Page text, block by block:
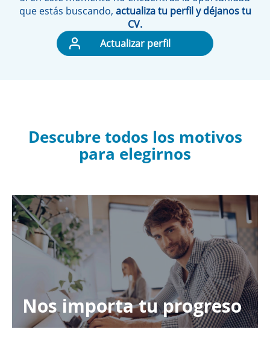
que estás buscando, actualiza tu perfil y déjanos tu
CV.
Actualizar perfil
Descubre todos los motivos
para elegirnos
Nos importa tu progreso